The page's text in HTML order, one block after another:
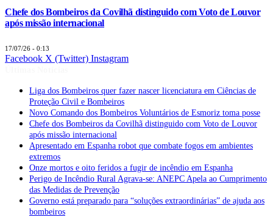
Chefe dos Bombeiros da Covilhã distinguido com Voto de Louvor
após missão internacional
17/07/26 - 0:13
Facebook X (Twitter) Instagram
Liga dos Bombeiros quer fazer nascer licenciatura em Ciências de
Proteção Civil e Bombeiros
Novo Comando dos Bombeiros Voluntários de Esmoriz toma posse
Chefe dos Bombeiros da Covilhã distinguido com Voto de Louvor
após missão internacional
Apresentado em Espanha robot que combate fogos em ambientes
extremos
Onze mortos e oito feridos a fugir de incêndio em Espanha
Perigo de Incêndio Rural Agrava-se: ANEPC Apela ao Cumprimento
das Medidas de Prevenção
Governo está preparado para “soluções extraordinárias” de ajuda aos
bombeiros